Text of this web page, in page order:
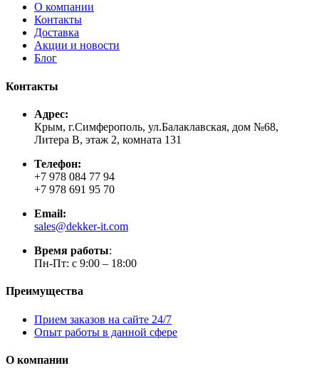
О компании
Контакты
Доставка
Акции и новости
Блог
Контакты
Адрес:
Крым, г.Симферополь, ул.Балаклавская, дом №68,
Литера В, этаж 2, комната 131
Телефон:
+7 978 084 77 94
+7 978 691 95 70
Email:
sales@dekker-it.com
Время работы:
Пн-Пт: с 9:00 – 18:00
Преимущества
Прием заказов на сайте 24/7
Опыт работы в данной сфере
О компании